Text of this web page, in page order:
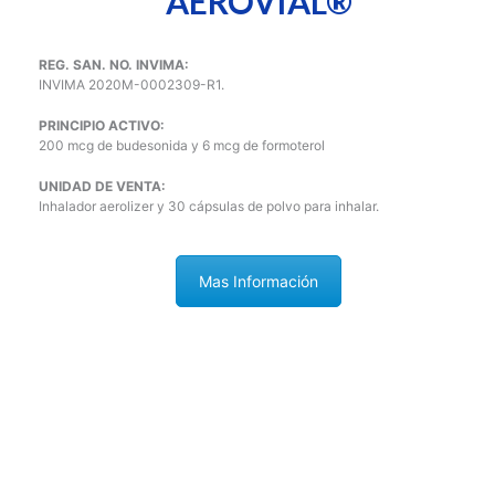
REG. SAN. NO. INVIMA:
INVIMA 2020M-0002309-R1.
PRINCIPIO ACTIVO:
200 mcg de budesonida y 6 mcg de formoterol
UNIDAD DE VENTA:
Inhalador aerolizer y 30 cápsulas de polvo para inhalar.
Mas Información